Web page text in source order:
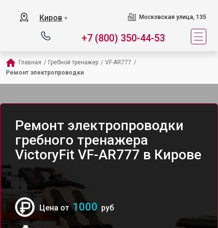
Киров ▼ Московская улица, 135
+7 (800) 350-44-53
Главная / Гребной тренажер / VF-AR777 /
Ремонт электропроводки
Ремонт электропроводки
гребного тренажера
VictoryFit VF-AR777 в Кирове
Цена от1000 руб